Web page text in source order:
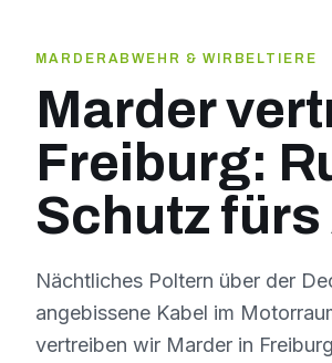
MARDERABWEHR & WIRBELTIERE
Marder
Freiburg:
Schutz fürs
Nächtliches Poltern über der
angebissene Kabel im
vertreiben wir Marder in